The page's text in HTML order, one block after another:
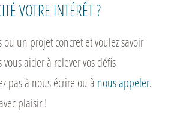
VOTRE INTÉRÊT ?
ou un projet concret et voulez savoir
aider à relever vos défis
pas à nous écrire ou à nous appeler.
plaisir !